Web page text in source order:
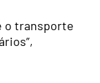
o transporte